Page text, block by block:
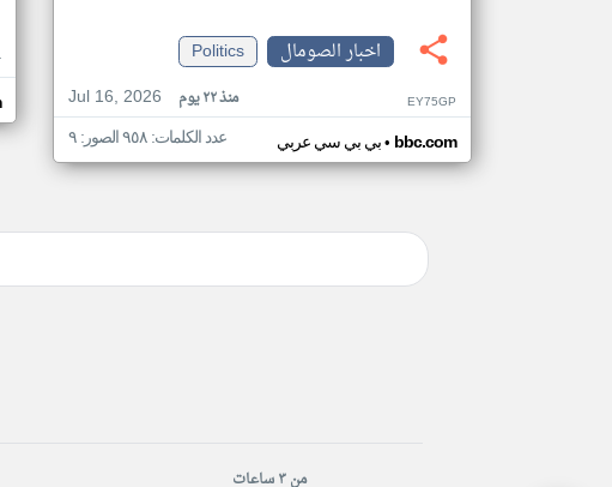
اخبار الصومال
Politics
Jul 16, 2026
منذ ٢٢ يوم EY75GP
بي بي سي عربي• bbc.com عدد الكلمات: ٩٥٨ الصور: ٩
من ٣ ساعات